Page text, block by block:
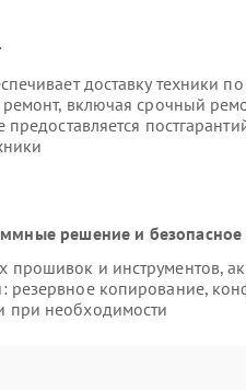
доставку техники
включая срочный
предоставляется
решение и
и инструментов,
резервное копирование,
при необходимости